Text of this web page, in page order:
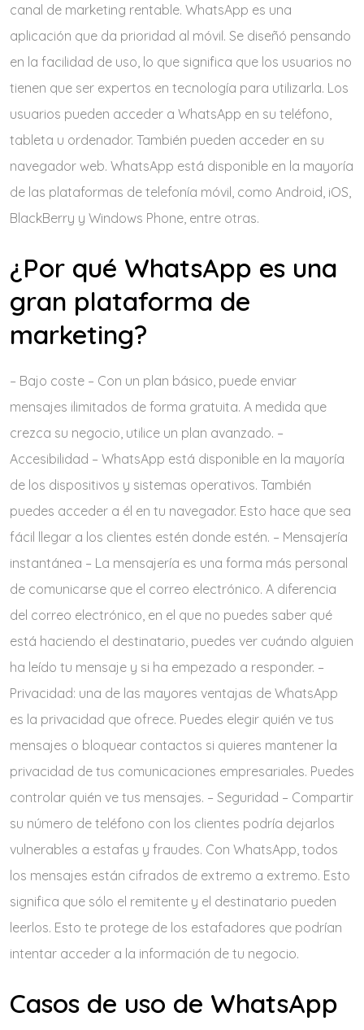
canal de marketing rentable. WhatsApp es una
aplicación que da prioridad al móvil. Se diseñó pensando
en la facilidad de uso, lo que significa que los usuarios no
tienen que ser expertos en tecnología para utilizarla. Los
usuarios pueden acceder a WhatsApp en su teléfono,
tableta u ordenador. También pueden acceder en su
navegador web. WhatsApp está disponible en la mayoría
de las plataformas de telefonía móvil, como Android, iOS,
BlackBerry y Windows Phone, entre otras.
¿Por qué WhatsApp es una
gran plataforma de
marketing?
– Bajo coste – Con un plan básico, puede enviar
mensajes ilimitados de forma gratuita. A medida que
crezca su negocio, utilice un plan avanzado. –
Accesibilidad – WhatsApp está disponible en la mayoría
de los dispositivos y sistemas operativos. También
puedes acceder a él en tu navegador. Esto hace que sea
fácil llegar a los clientes estén donde estén. – Mensajería
instantánea – La mensajería es una forma más personal
de comunicarse que el correo electrónico. A diferencia
del correo electrónico, en el que no puedes saber qué
está haciendo el destinatario, puedes ver cuándo alguien
ha leído tu mensaje y si ha empezado a responder. –
Privacidad: una de las mayores ventajas de WhatsApp
es la privacidad que ofrece. Puedes elegir quién ve tus
mensajes o bloquear contactos si quieres mantener la
privacidad de tus comunicaciones empresariales. Puedes
controlar quién ve tus mensajes. – Seguridad – Compartir
su número de teléfono con los clientes podría dejarlos
vulnerables a estafas y fraudes. Con WhatsApp, todos
los mensajes están cifrados de extremo a extremo. Esto
significa que sólo el remitente y el destinatario pueden
leerlos. Esto te protege de los estafadores que podrían
intentar acceder a la información de tu negocio.
Casos de uso de WhatsApp